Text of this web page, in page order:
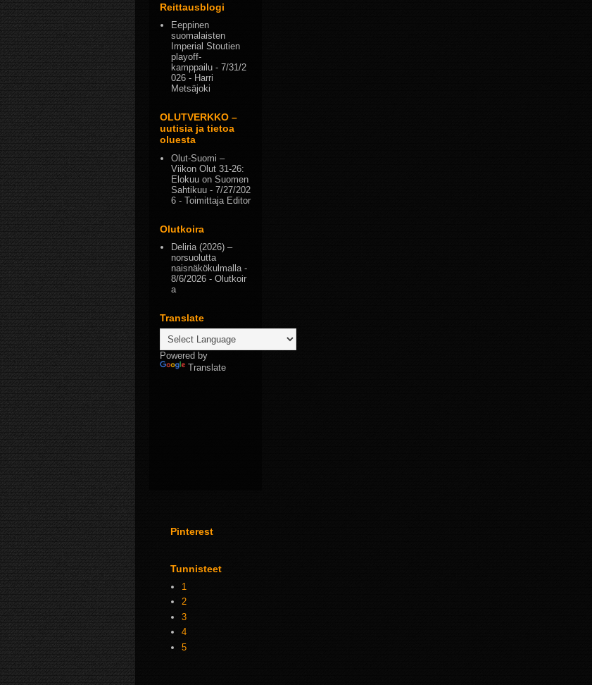
Reittausblogi
Eeppinen
suomalaisten
Imperial Stoutien
playoff-
kamppailu - 7/31/2
026 - Harri
Metsäjoki
OLUTVERKKO –
uutisia ja tietoa
oluesta
Olut-Suomi –
Viikon Olut 31-26:
Elokuu on Suomen
Sahtikuu - 7/27/202
6 - Toimittaja Editor
Olutkoira
Deliria (2026) –
norsuolutta
naisnäkökulmalla-
8/6/2026 - Olutkoir
a
Translate
Powered by
Translate
Pinterest
Tunnisteet
1
2
3
4
5